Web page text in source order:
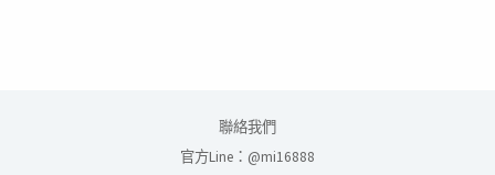
聯絡我們
官方Line：@mi16888